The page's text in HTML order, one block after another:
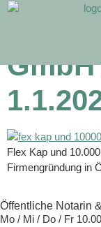
Flex
Flex Kap und
Firmengründung in
Öffentliche Notarin
Mo / Mi / Do / Fr